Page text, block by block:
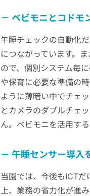
ベビモニとコドモ
午睡チェックの自動化
につながっています。
ので、個別システム毎
や保育に必要な準備の
ように薄暗い中でチェ
とカメラのダブルチェ
ん。ベビモニを活用す
午睡センサー導入
当園では、今後もICTだ
上、業務の省力化が進